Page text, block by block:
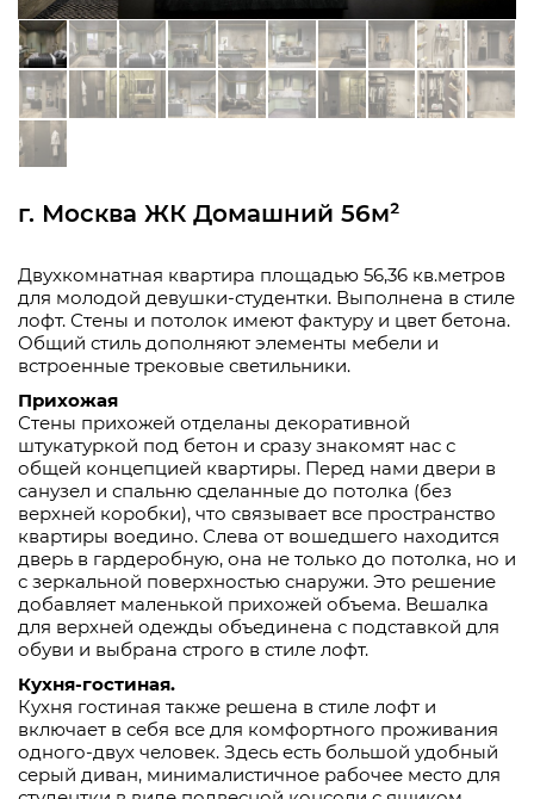
г. Москва ЖК Домашний 56м²
Двухкомнатная квартира площадью 56,36 кв.метров
для молодой девушки-студентки. Выполнена в стиле
лофт. Стены и потолок имеют фактуру и цвет бетона.
Общий стиль дополняют элементы мебели и
встроенные трековые светильники.
Прихожая
Стены прихожей отделаны декоративной
штукатуркой под бетон и сразу знакомят нас с
общей концепцией квартиры. Перед нами двери в
санузел и спальню сделанные до потолка (без
верхней коробки), что связывает все пространство
квартиры воедино. Слева от вошедшего находится
дверь в гардеробную, она не только до потолка, но и
с зеркальной поверхностью снаружи. Это решение
добавляет маленькой прихожей объема. Вешалка
для верхней одежды объединена с подставкой для
обуви и выбрана строго в стиле лофт.
Кухня-гостиная.
Кухня гостиная также решена в стиле лофт и
включает в себя все для комфортного проживания
одного-двух человек. Здесь есть большой удобный
серый диван, минималистичное рабочее место для